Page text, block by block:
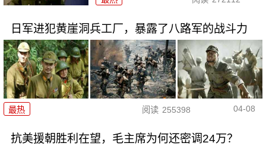
日军进犯黄崖洞兵工厂，暴露了八路军的战斗力
最热 阅读 255398 04-08
抗美援朝胜利在望，毛主席为何还密调24万？